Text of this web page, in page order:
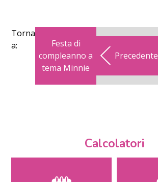
Torna
a:
Festa di
compleanno a
tema Minnie
Precedente
Calcolatori